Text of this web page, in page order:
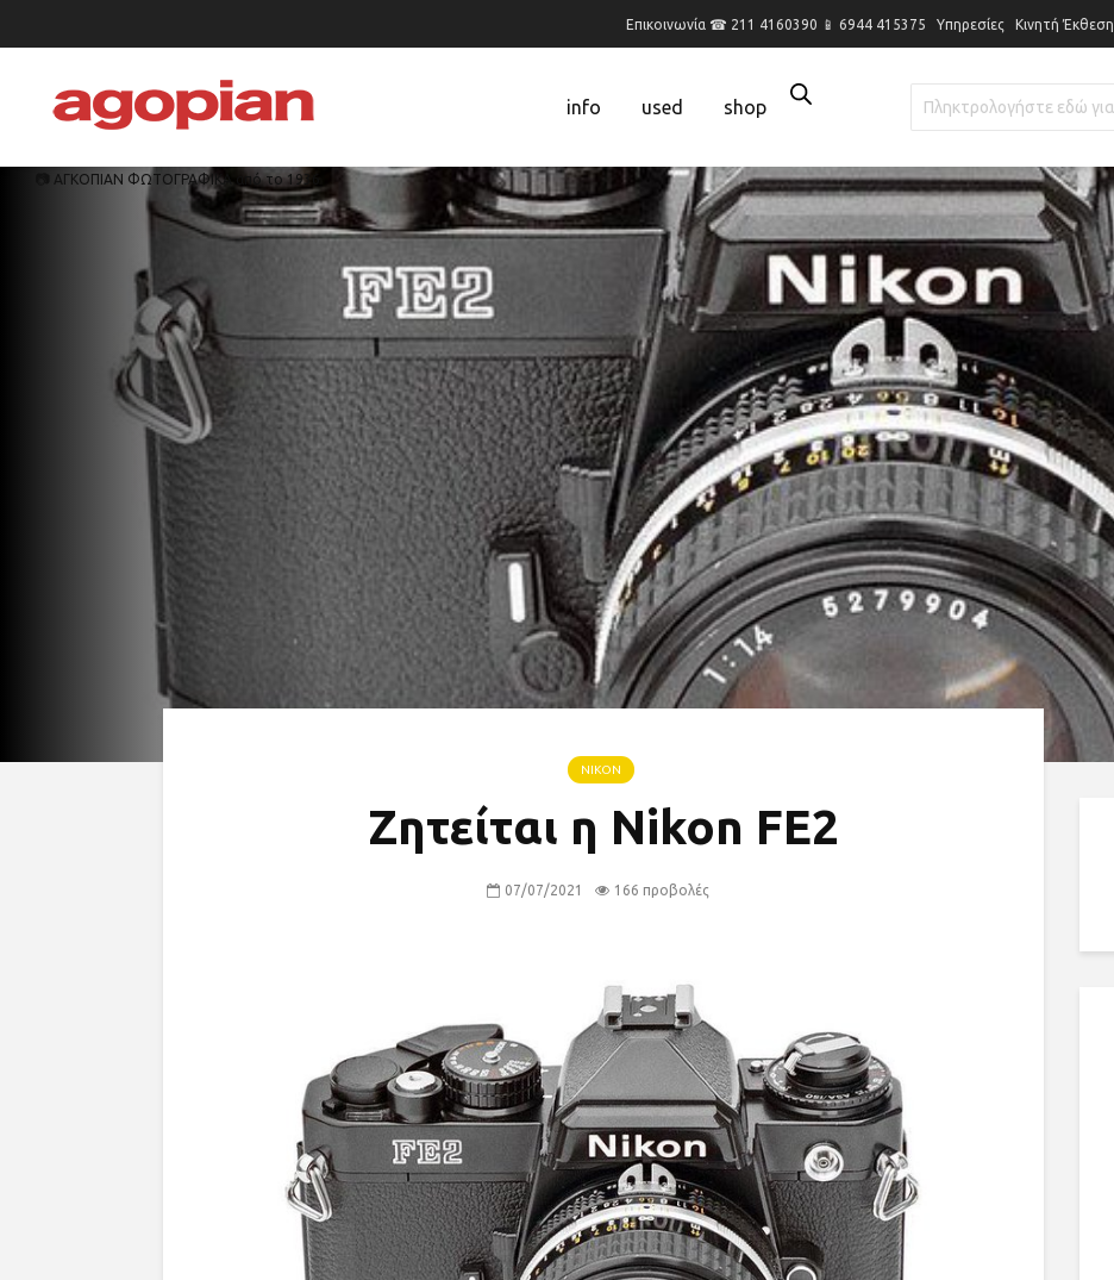
Επικοινωνία ☎ 211 4160390 📱 6944 415375 Υπηρεσίες Κινητή Έκθεση
📷 ΑΓΚΟΠΙΑΝ ΦΩΤΟΓΡΑΦΙΚΑ από το 1936
info used shop
NIKON
Ζητείται η Nikon FE2
07/07/2021 166 προβολές